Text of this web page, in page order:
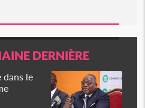
DERNIÈRE
dans le